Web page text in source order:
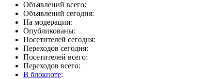
Объявлений всего:
Объявлений сегодня:
На модерации:
Опубликованы:
Посетителей сегодня:
Переходов сегодня:
Посетителей всего:
Переходов всего:
В блокноте: